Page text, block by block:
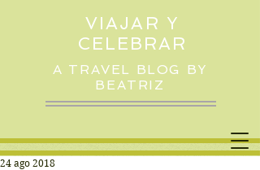
VIAJAR Y
CELEBRAR
A TRAVEL BLOG BY
BEATRIZ
24 ago 2018